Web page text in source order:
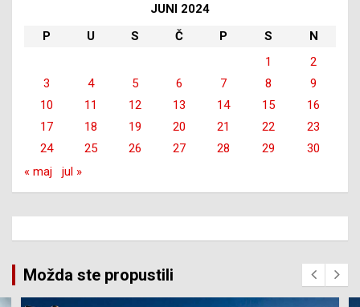
JUNI 2024
P
U S Č P S
N
1
2
3
4 5 6 7 8
9
10
11 12 13 14 15
16
17
18 19 20 21 22
23
24
25 26 27 28 29
30
« maj
jul »
Možda ste propustili